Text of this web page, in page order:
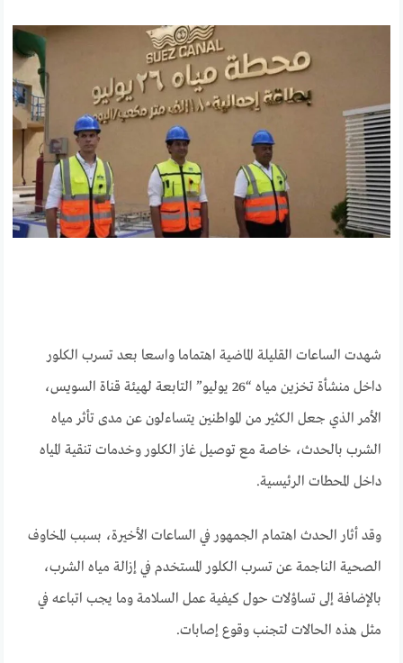
شهدت الساعات القليلة الماضية اهتماما واسعا بعد تسرب الكلور
داخل منشأة تخزين مياه “26 يوليو” التابعة لهيئة قناة السويس،
الأمر الذي جعل الكثير من المواطنين يتساءلون عن مدى تأثر مياه
الشرب بالحدث، خاصة مع توصيل غاز الكلور وخدمات تنقية المياه
داخل المحطات الرئيسية.
وقد أثار الحدث اهتمام الجمهور في الساعات الأخيرة، بسبب المخاوف
الصحية الناجمة عن تسرب الكلور المستخدم في إزالة مياه الشرب،
بالإضافة إلى تساؤلات حول كيفية عمل السلامة وما يجب اتباعه في
مثل هذه الحالات لتجنب وقوع إصابات.